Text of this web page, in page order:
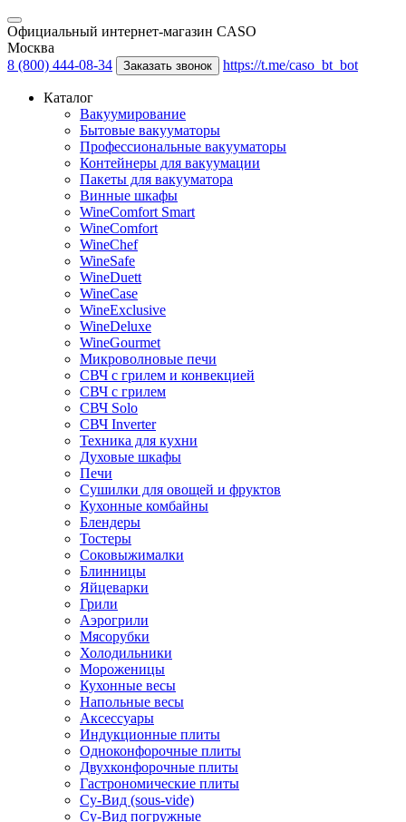
Официальный интернет-магазин CASO
Москва
8 (800) 444-08-34
Заказать звонок https://t.me/caso_bt_bot
Каталог
Вакуумирование
Бытовые вакууматоры
Профессиональные вакууматоры
Контейнеры для вакуумации
Пакеты для вакууматора
Винные шкафы
WineComfort Smart
WineComfort
WineChef
WineSafe
WineDuett
WineCase
WineExclusive
WineDeluxe
WineGourmet
Микроволновые печи
СВЧ с грилем и конвекцией
СВЧ с грилем
СВЧ Solo
СВЧ Inverter
Техника для кухни
Духовые шкафы
Печи
Сушилки для овощей и фруктов
Кухонные комбайны
Блендеры
Тостеры
Соковыжималки
Блинницы
Яйцеварки
Грили
Аэрогрили
Мясорубки
Холодильники
Мороженицы
Кухонные весы
Напольные весы
Аксессуары
Индукционные плиты
Одноконфорочные плиты
Двухконфорочные плиты
Гастрономические плиты
Су-Вид (sous-vide)
Су-Вид погружные